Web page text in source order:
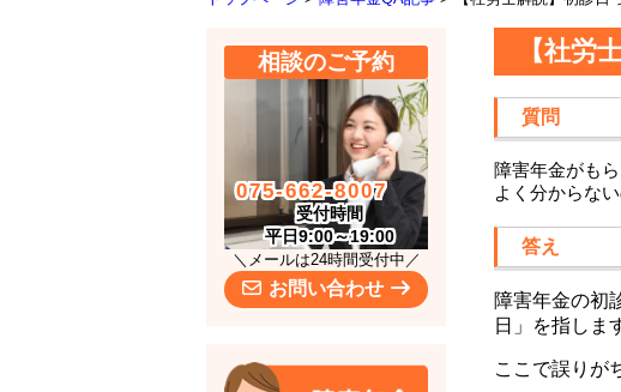
相談のご予約
075-662-8007
受付時間
平日9:00～19:00
＼メールは24時間受付中／
お問い合わせ
【社労
質問
障害年金がも
よく分からな
答え
障害年金の初
日」を指しま
ここで誤りが